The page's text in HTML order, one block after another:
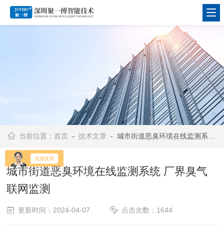
当前位置：首页 -技术文章 - 城市街道恶臭环境在线监测系统 厂界臭气联网监测
城市街道恶臭环境在线监测系统 厂界臭气
联网监测
更新时间：2024-04-07 点击次数：1644